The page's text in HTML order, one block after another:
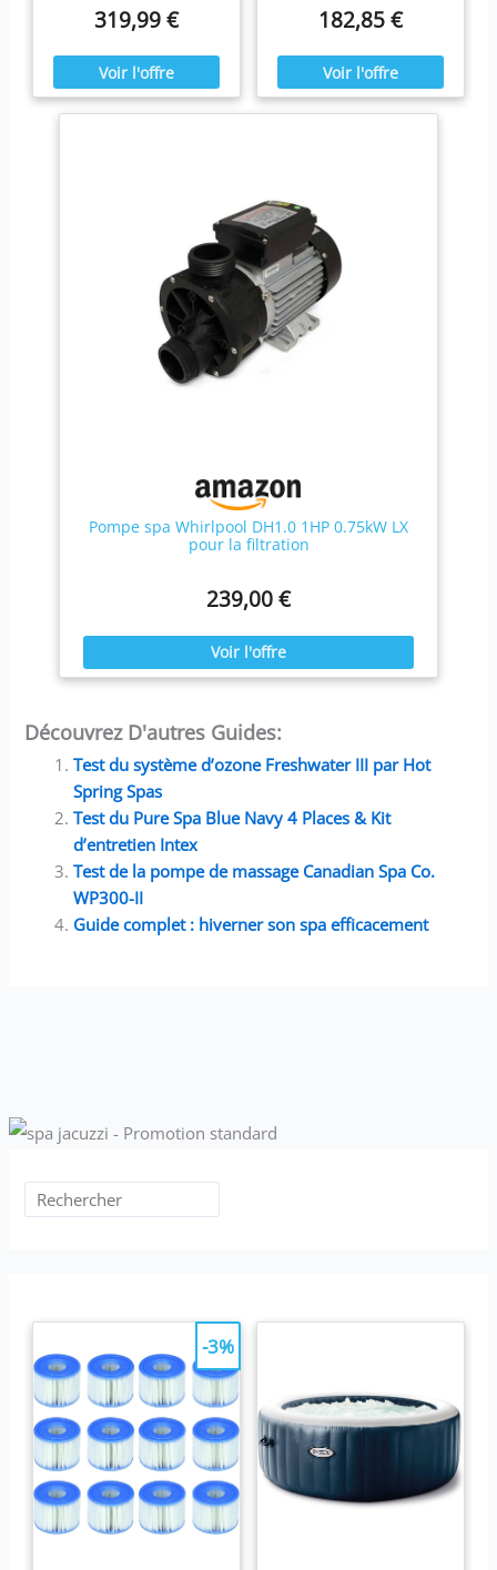
319,99 € 182,85 €
Pompe spa Whirlpool DH1.0 1HP 0.75kW LX
pour la filtration
239,00 €
Découvrez D'autres Guides:
Test du système d’ozone Freshwater III par Hot
Spring Spas
Test du Pure Spa Blue Navy 4 Places & Kit
d’entretien Intex
Test de la pompe de massage Canadian Spa Co.
WP300-II
Guide complet : hiverner son spa efficacement
-3%